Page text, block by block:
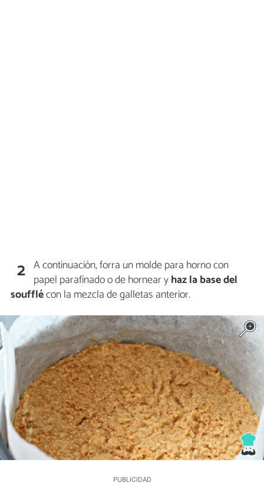
2 A continuación, forra un molde para horno con
papel parafinado o de hornear yhaz la base del
soufflécon la mezcla de galletas anterior.